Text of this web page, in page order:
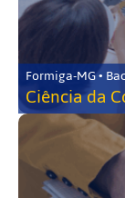
Formiga-MG •
Ciência da